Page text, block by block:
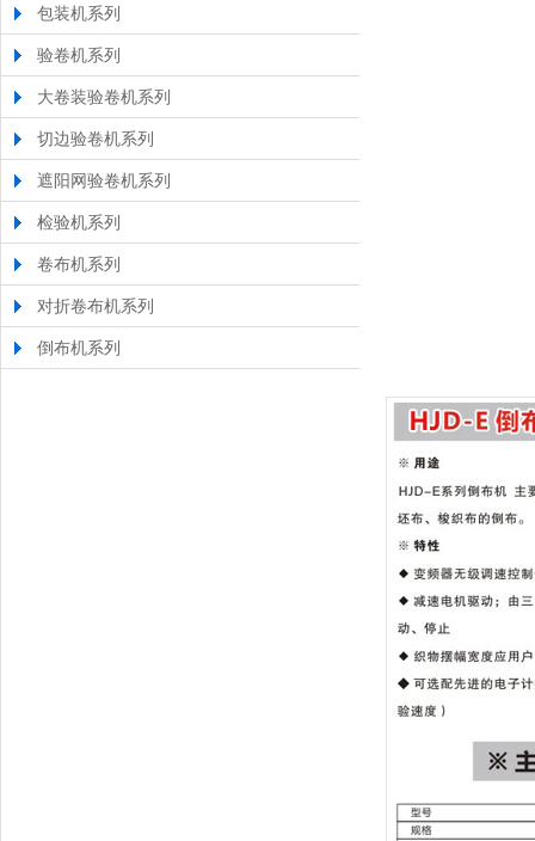
包装机系列
验卷机系列
大卷装验卷机系列
切边验卷机系列
遮阳网验卷机系列
检验机系列
卷布机系列
对折卷布机系列
倒布机系列